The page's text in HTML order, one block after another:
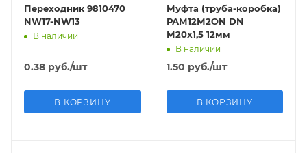
Переходник 9810470
NW17-NW13
В наличии
0.38 руб./шт
В КОРЗИНУ
Муфта (труба-коробка)
РАМ12М2ОN DN
М20x1,5 12мм
В наличии
1.50 руб./шт
В КОРЗИНУ